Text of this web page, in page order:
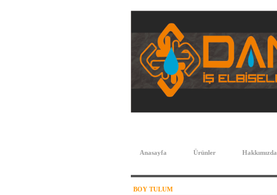
Anasayfa Ürünler Hakkımızda
BOY TULUM